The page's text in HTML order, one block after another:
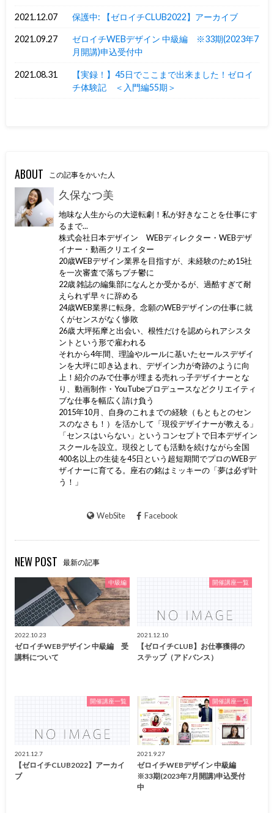
2021.12.07 保護中: 【ゼロイチCLUB2022】アーカイブ
2021.09.27
ゼロイチWEBデザイン 中級編 ※33期(2023年7
月開講)申込受付中
2021.08.31
【実録！】45日でここまで出来ました！ゼロイ
チ体験記 ＜入門編55期＞
ABOUT この記事をかいた人
久保なつ美
地味な人生からの大逆転劇！私が好きなことを仕事にす
るまで...
株式会社日本デザイン WEBディレクター・WEBデザ
イナー・動画クリエイター
20歳WEBデザイン業界を目指すが、未経験のため15社
を一次審査で落ちプチ鬱に
22歳 雑誌の編集部になんとか受かるが、過酷すぎて耐
えられず早々に辞める
24歳WEB業界に転身。念願のWEBデザインの仕事に就
くがセンスがなく惨敗
26歳 大坪拓摩と出会い、根性だけを認められアシスタ
ントという形で雇われる
それから4年間、理論やルールに基いたセールスデザイ
ンを大坪に叩き込まれ、デザイン力が奇跡のように向
上！紹介のみで仕事が埋まる売れっ子デザイナーとな
り、動画制作・YouTubeプロデュースなどクリエイティ
ブな仕事を幅広く請け負う
2015年10月、自身のこれまでの経験（もともとのセン
スのなさも！）を活かして「現役デザイナーが教える」
「センスはいらない」というコンセプトで日本デザイン
スクールを設立。現役としても活動を続けながら全国
400名以上の生徒を45日という超短期間でプロのWEBデ
ザイナーに育てる。座右の銘はミッキーの「夢は必ず叶
う！」
WebSite Facebook
NEW POST 最新の記事
中級編
2022.10.23
ゼロイチWEBデザイン 中級編 受
講料について
開催講座一覧
2021.12.10
【ゼロイチCLUB】お仕事獲得の
ステップ（アドバンス）
開催講座一覧
2021.12.7
【ゼロイチCLUB2022】アーカイ
ブ
開催講座一覧
2021.9.27
ゼロイチWEBデザイン 中級編
※33期(2023年7月開講)申込受付
中